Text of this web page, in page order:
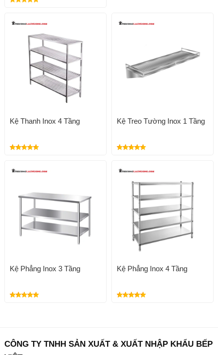
Kệ Thanh Inox 4 Tầng Kệ Treo Tường Inox 1 Tầng
Kệ Phẳng Inox 3 Tầng Kệ Phẳng Inox 4 Tầng
CÔNG TY TNHH SẢN XUẤT & XUẤT NHẬP KHẨU BẾP